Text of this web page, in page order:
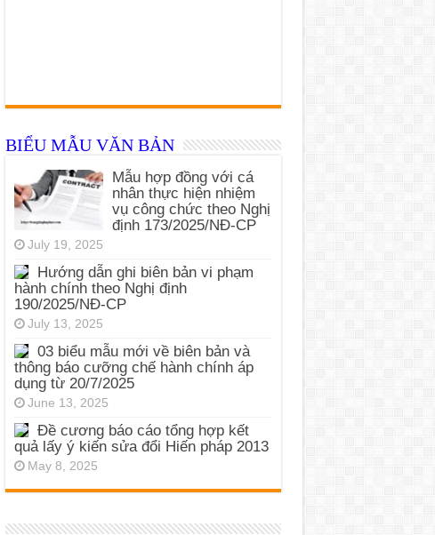
BIỂU MẪU VĂN BẢN
Mẫu hợp đồng với cá
nhân thực hiện nhiệm
vụ công chức theo Nghị
định 173/2025/NĐ-CP
July 19, 2025
Hướng dẫn ghi biên bản vi phạm
hành chính theo Nghị định
190/2025/NĐ-CP
July 13, 2025
03 biểu mẫu mới về biên bản và
thông báo cưỡng chế hành chính áp
dụng từ 20/7/2025
June 13, 2025
Đề cương báo cáo tổng hợp kết
quả lấy ý kiến sửa đổi Hiến pháp 2013
May 8, 2025